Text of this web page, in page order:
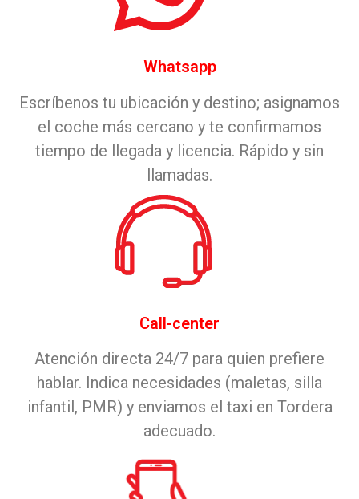
Whatsapp
Escríbenos tu ubicación y destino; asignamos
el coche más cercano y te confirmamos
tiempo de llegada y licencia. Rápido y sin
llamadas.
Call-center
Atención directa 24/7 para quien prefiere
hablar. Indica necesidades (maletas, silla
infantil, PMR) y enviamos el taxi en Tordera
adecuado.